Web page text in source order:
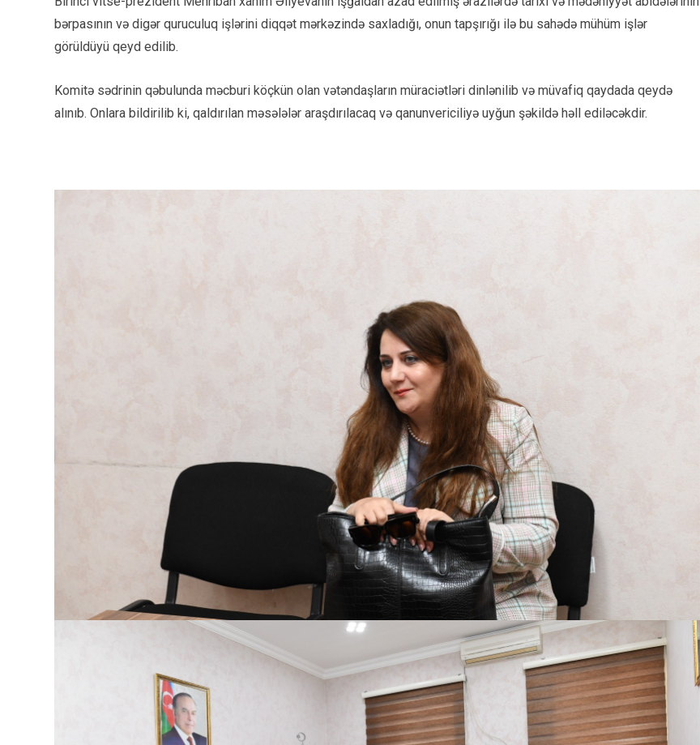
bərpasının və digər quruculuq işlərini diqqət mərkəzində saxladığı, onun tapşırığı ilə bu sahədə mühüm işlər
görüldüyü qeyd edilib.
Komitə sədrinin qəbulunda məcburi köçkün olan vətəndaşların müraciətləri dinlənilib və müvafiq qaydada qeydə
alınıb. Onlara bildirilib ki, qaldırılan məsələlər araşdırılacaq və qanunvericiliyə uyğun şəkildə həll ediləcəkdir.